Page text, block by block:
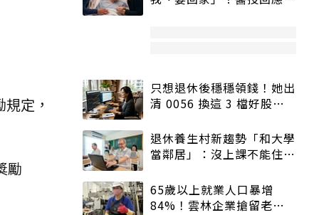
定，
勵
只想退休後穩穩領錢！她出
清 0056 換這 3 檔好股：
退休養生村新趨勢「和大學
當鄰居」：沒上課不能住、
65歲以上就業人口暴增
84%！雲林企業搶留老員